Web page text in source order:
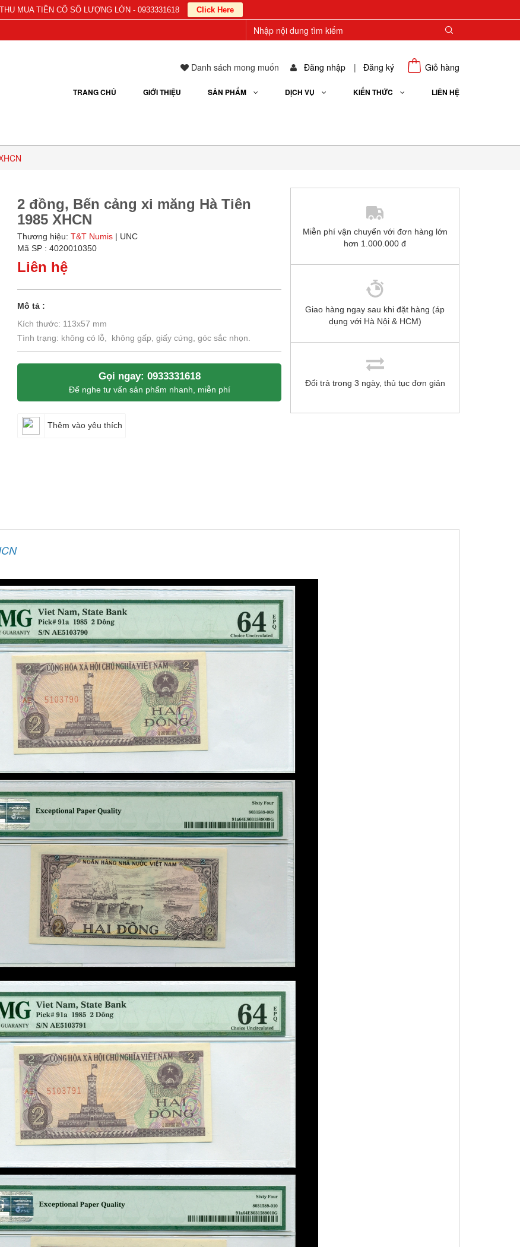
Danh sách mong muốn Đăng nhập | Đăng ký Giỏ hàng
TRANG CHỦ GIỚI THIỆU SẢN PHẨM DỊCH VỤ KIẾN THỨC LIÊN HỆ
2 đồng, Bến cảng xi măng Hà Tiên
1985 XHCN
Thương hiệu: T&T Numis | UNC
Mã SP : 4020010350
Liên hệ
Mô tả :
Kích thước: 113x57 mm
Tình trạng: không có lỗ, không gấp, giấy cứng, góc sắc nhọn.
Gọi ngay: 0933331618
Để nghe tư vấn sản phẩm nhanh, miễn phí
Thêm vào yêu thích
Miễn phí vận chuyển với đơn hàng lớn
hơn 1.000.000 đ
Giao hàng ngay sau khi đặt hàng (áp
dụng với Hà Nội & HCM)
Đổi trả trong 3 ngày, thủ tục đơn giản
THU MUA TIỀN CỔ SỐ LƯỢNG LỚN - 0933331618 Click Here